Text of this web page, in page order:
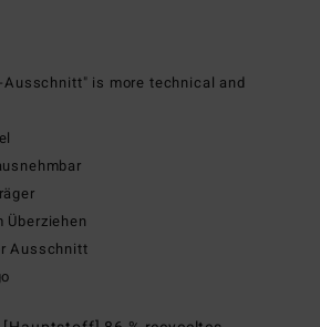
is more technical and
Überziehen
Ausschnitt